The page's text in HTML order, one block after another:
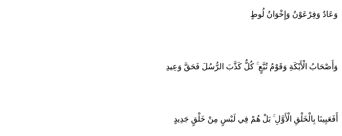
وَعَادٌ وَفِرْعَوْنُ وَإِخْوَانُ لُوطٍ
وَأَصْحَابُ الْأَيْكَةِ وَقَوْمُ تُبَّعٍ ۚ كُلٌّ كَذَّبَ الرُّسُلَ فَحَقَّ وَعِيدِ
أَفَعَيِينَا بِالْخَلْقِ الْأَوَّلِ ۚ بَلْ هُمْ فِي لَبْسٍ مِنْ خَلْقٍ جَدِيدٍ